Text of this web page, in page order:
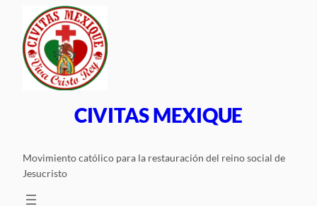
contenido
CIVITAS MEXIQUE
Movimiento católico para la restauración del reino social de
Jesucristo